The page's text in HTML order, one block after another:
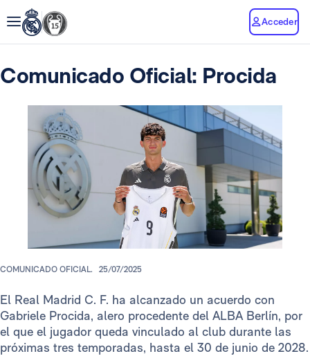
Acceder
Comunicado Oficial: Procida
COMUNICADO OFICIAL. 25/07/2025
El Real Madrid C. F. ha alcanzado un acuerdo con
Gabriele Procida, alero procedente del ALBA Berlín, por
el que el jugador queda vinculado al club durante las
próximas tres temporadas, hasta el 30 de junio de 2028.